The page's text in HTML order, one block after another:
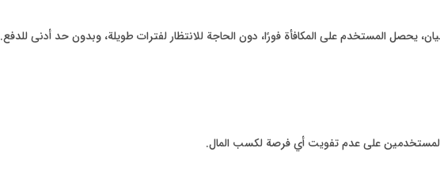
يحصل المستخدم على المكافأة فورًا، دون الحاجة للانتظار لفترات طويلة، وبدون حد أدنى للدفع.
المستخدمين على عدم تفويت أي فرصة لكسب المال.